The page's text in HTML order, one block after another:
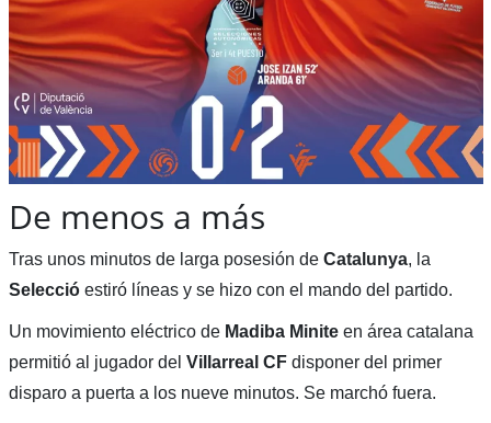
De menos a más
Tras unos minutos de larga posesión de Catalunya, la
Seleccióestiró líneas y se hizo con el mando del partido.
Un movimiento eléctrico de Madiba Miniteen área catalana
permitió al jugador del Villarreal CF disponer del primer
disparo a puerta a los nueve minutos. Se marchó fuera.